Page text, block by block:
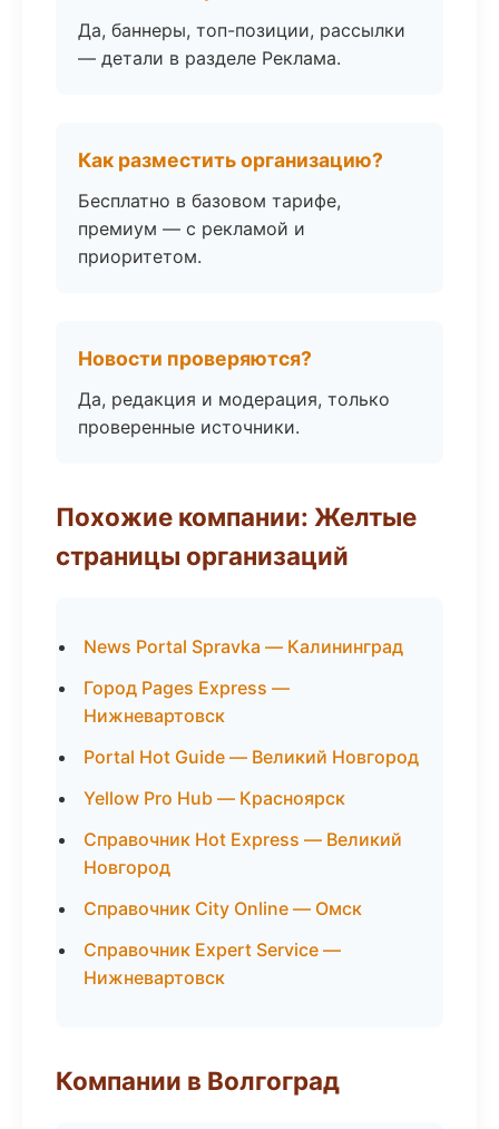
Да, баннеры, топ-позиции, рассылки
— детали в разделе Реклама.
Как разместить организацию?
Бесплатно в базовом тарифе,
премиум — с рекламой и
приоритетом.
Новости проверяются?
Да, редакция и модерация, только
проверенные источники.
Похожие компании: Желтые
страницы организаций
News Portal Spravka — Калининград
Город Pages Express —
Нижневартовск
Portal Hot Guide — Великий Новгород
Yellow Pro Hub — Красноярск
Справочник Hot Express — Великий
Новгород
Справочник City Online — Омск
Справочник Expert Service —
Нижневартовск
Компании в Волгоград